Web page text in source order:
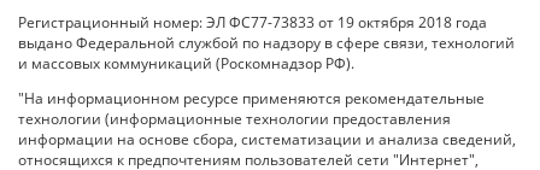
Регистрационный номер: ЭЛ ФС77-73833 от 19 октября 2018 года
выдано Федеральной службой по надзору в сфере связи, технологий
и массовых коммуникаций (Роскомнадзор РФ).
"На информационном ресурсе применяются рекомендательные
технологии (информационные технологии предоставления
информации на основе сбора, систематизации и анализа сведений,
относящихся к предпочтениям пользователей сети "Интернет",